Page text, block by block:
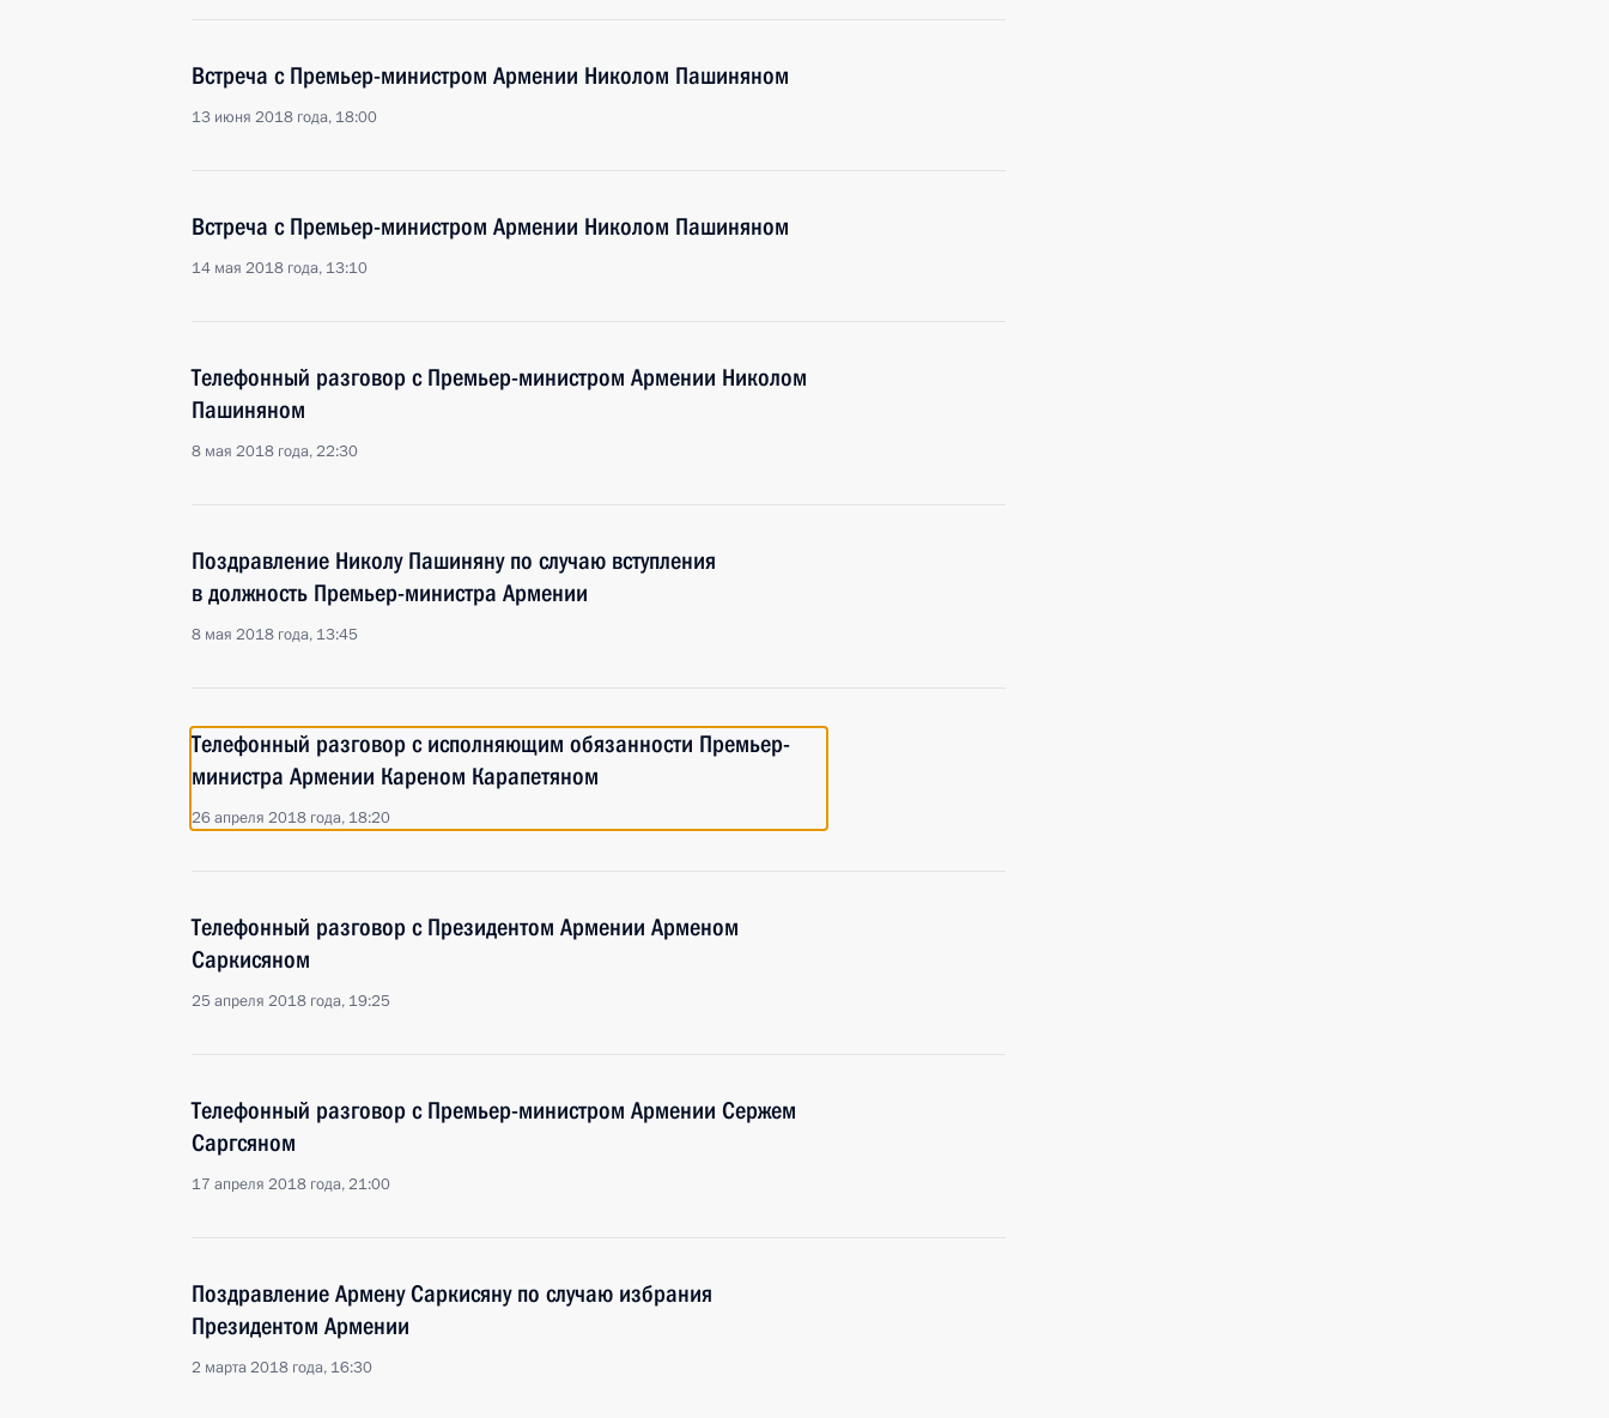
Встреча с Премьер-министром Армении Николом Пашиняном
13 июня 2018 года, 18:00
Встреча с Премьер-министром Армении Николом Пашиняном
14 мая 2018 года, 13:10
Телефонный разговор с Премьер-министром Армении Николом
Пашиняном
8 мая 2018 года, 22:30
Поздравление Николу Пашиняну по случаю вступления
в должность Премьер-министра Армении
8 мая 2018 года, 13:45
Телефонный разговор с исполняющим обязанности Премьер-
министра Армении Кареном Карапетяном
26 апреля 2018 года, 18:20
Телефонный разговор с Президентом Армении Арменом
Саркисяном
25 апреля 2018 года, 19:25
Телефонный разговор с Премьер-министром Армении Сержем
Саргсяном
17 апреля 2018 года, 21:00
Поздравление Армену Саркисяну по случаю избрания
Президентом Армении
2 марта 2018 года, 16:30